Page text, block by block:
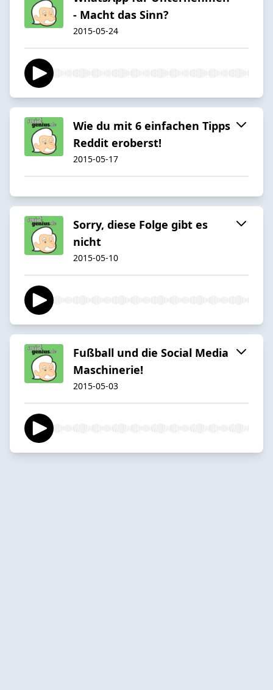
- Macht das Sinn?
2015-05-24
Wie du mit 6 einfachen Tipps
Reddit eroberst!
2015-05-17
Sorry, diese Folge gibt es
nicht
2015-05-10
Fußball und die Social Media
Maschinerie!
2015-05-03